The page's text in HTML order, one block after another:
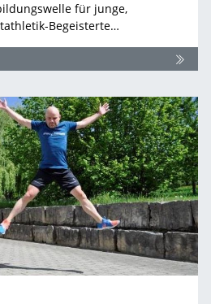
für junge,
Begeisterte…